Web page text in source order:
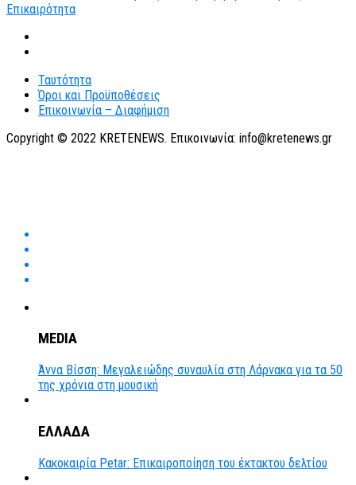
Ταυτότητα
Όροι και Προϋποθέσεις
Επικοινωνία – Διαφήμιση
Copyright © 2022 KRETENEWS. Επικοινωνία: info@kretenews.gr
MEDIA
Άννα Βίσση: Μεγαλειώδης συναυλία στη Λάρνακα για τα 50
της χρόνια στη μουσική
ΕΛΛΑΔΑ
Κακοκαιρία Petar: Επικαιροποίηση του έκτακτου δελτίου